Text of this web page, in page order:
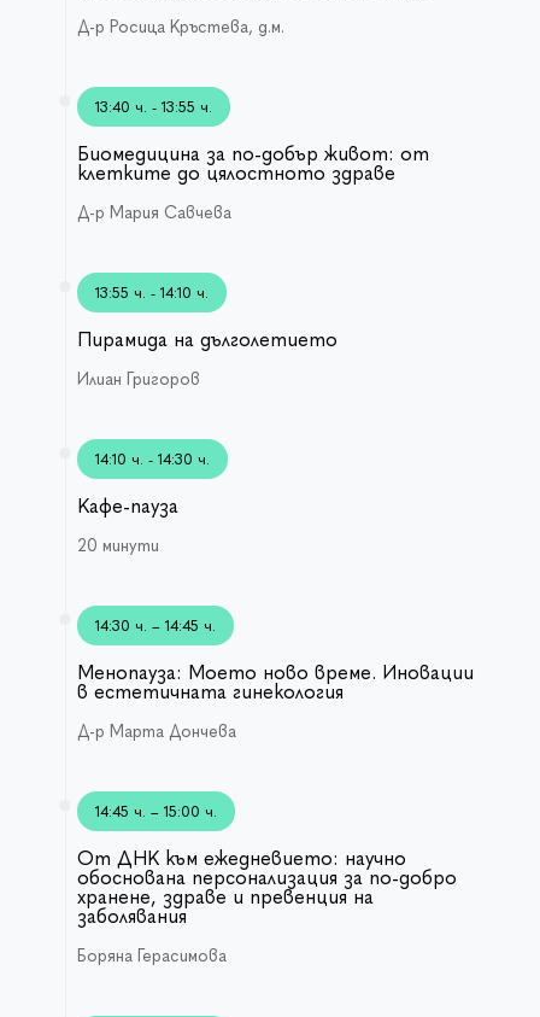
Д-р Росица Кръстева, д.м.
13:40 ч. - 13:55 ч.
Биомедицина за по-добър живот: от
клетките до цялостното здраве
Д-р Мария Савчева
13:55 ч. - 14:10 ч.
Пирамида на дълголетието
Илиан Григоров
14:10 ч. - 14:30 ч.
Кафе-пауза
20 минути
14:30 ч. – 14:45 ч.
Менопауза: Моето ново време. Иновации
в естетичната гинекология
Д-р Марта Дончева
14:45 ч. – 15:00 ч.
От ДНК към ежедневието: научно
обоснована персонализация за по-добро
хранене, здраве и превенция на
заболявания
Боряна Герасимова